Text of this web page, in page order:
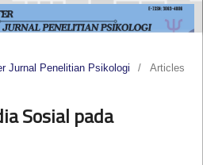
Jurnal Penelitian Psikologi
/ Articles
Sosial pada